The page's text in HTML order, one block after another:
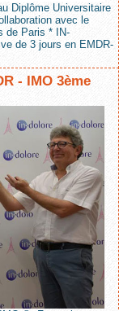
Diplôme Universitaire
avec le
de Paris * IN-
de 3 jours en EMDR-
- IMO 3ème